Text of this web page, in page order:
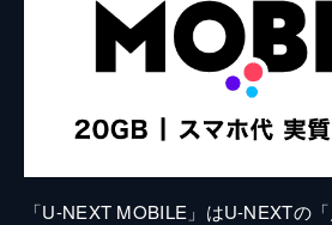
「U-NEXT MOBILE」はU-NEXTの